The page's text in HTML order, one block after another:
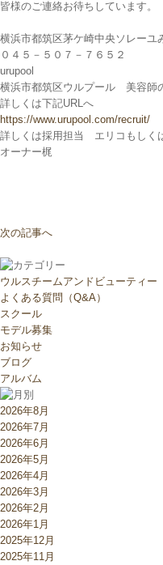
皆様のご連絡お待ちしています。
横浜市都筑区茅ケ崎中央ソレー
０４５－５０７－７６５２
urupool
横浜市都筑区ウルプール 美容師
詳しくは下記URLへ
https://www.urupool.com/recruit/
詳しくは採用担当 エリコもしく
オーナー梶
次の記事へ
ウルスチームアンドビューティー
よくある質問（Q&A）
スクール
モデル募集
お知らせ
ブログ
アルバム
2026年8月
2026年7月
2026年6月
2026年5月
2026年4月
2026年3月
2026年2月
2026年1月
2025年12月
2025年11月